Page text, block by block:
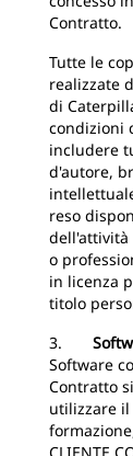
Contratto.
Tutte le
realizzate
di
condizioni
includere
d'autore,
reso
o
in licenza
titolo
3.
Software
Contratto
utilizzare il